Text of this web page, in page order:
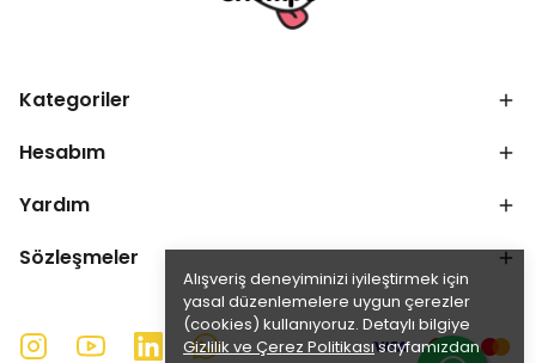
Alışveriş deneyiminizi iyileştirmek için
yasal düzenlemelere uygun çerezler
(cookies) kullanıyoruz. Detaylı bilgiye
Gizlilik ve Çerez Politikasısayfamızdan
Kategoriler
Hesabım
Yardım
Sözleşmeler